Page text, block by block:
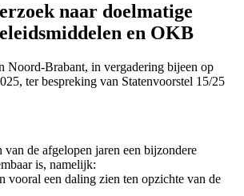
naar doelmatige
en OKB
Noord-Brabant, in vergadering bijeen op
ter bespreking van Statenvoorstel 15/25
van de afgelopen jaren een bijzondere
is, namelijk:
vooral een daling zien ten opzichte van de